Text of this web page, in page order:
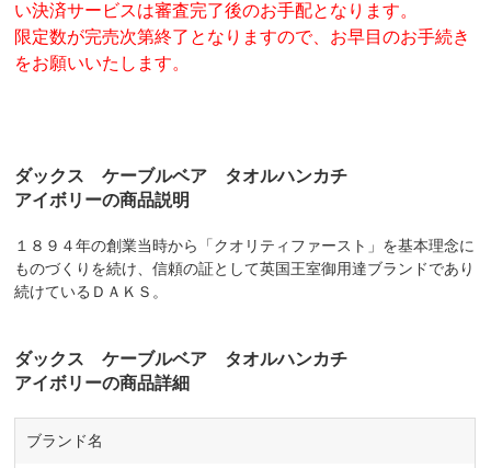
い決済サービスは審査完了後のお手配となります。
限定数が完売次第終了となりますので、お早目のお手続き
をお願いいたします。
ダックス ケーブルベア タオルハンカチ
アイボリーの商品説明
１８９４年の創業当時から「クオリティファースト」を基本理念に
ものづくりを続け、信頼の証として英国王室御用達ブランドであり
続けているＤＡＫＳ。
ダックス ケーブルベア タオルハンカチ
アイボリーの商品詳細
ブランド名